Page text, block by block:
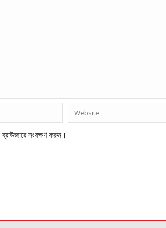
ব্রাউজারে সংরক্ষণ করুন।